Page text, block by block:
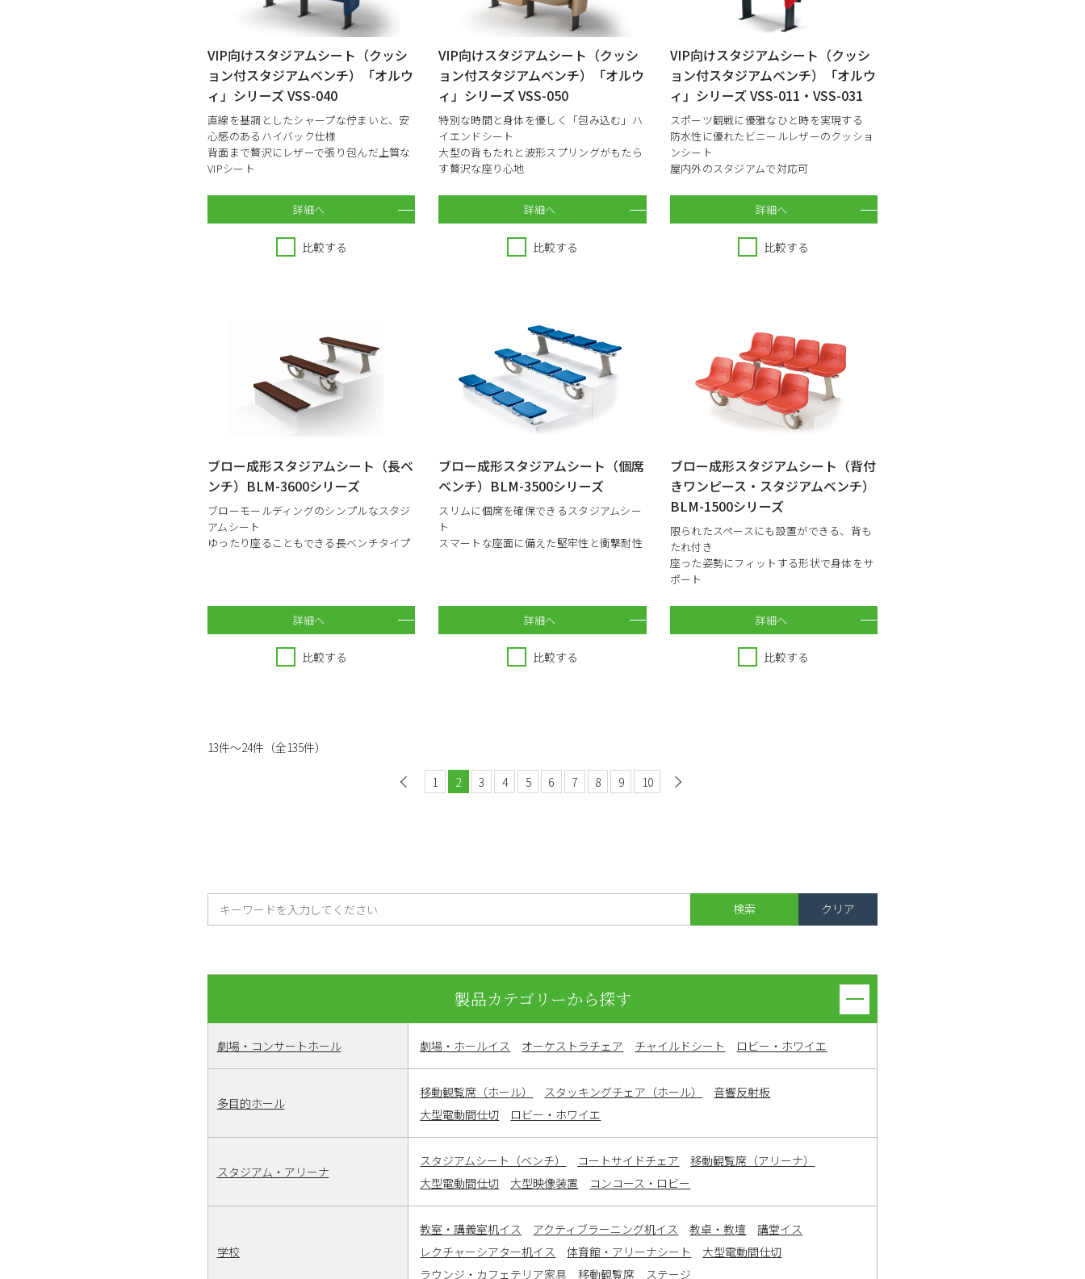
VIP向けスタジアムシート（クッシ
ョン付スタジアムベンチ）「オルウ
ィ」シリーズ VSS-040
直線を基調としたシャープな佇まいと、安
心感のあるハイバック仕様
背面まで贅沢にレザーで張り包んだ上質な
VIPシート
詳細へ
比較する
VIP向けスタジアムシート（クッシ
ョン付スタジアムベンチ）「オルウ
ィ」シリーズ VSS-050
特別な時間と身体を優しく「包み込む」ハ
イエンドシート
大型の背もたれと波形スプリングがもたら
す贅沢な座り心地
詳細へ
比較する
VIP向けスタジアムシート（クッシ
ョン付スタジアムベンチ）「オルウ
ィ」シリーズ VSS-011・VSS-031
スポーツ観戦に優雅なひと時を実現する
防水性に優れたビニールレザーのクッショ
ンシート
屋内外のスタジアムで対応可
詳細へ
比較する
ブロー成形スタジアムシート（長ベ
ンチ）BLM-3600シリーズ
ブローモールディングのシンプルなスタジ
アムシート
ゆったり座ることもできる長ベンチタイプ
詳細へ
比較する
ブロー成形スタジアムシート（個席
ベンチ）BLM-3500シリーズ
スリムに個席を確保できるスタジアムシー
ト
スマートな座面に備えた堅牢性と衝撃耐性
詳細へ
比較する
ブロー成形スタジアムシート（背付
きワンピース・スタジアムベンチ）
BLM-1500シリーズ
限られたスペースにも設置ができる、背も
たれ付き
座った姿勢にフィットする形状で身体をサ
ポート
詳細へ
比較する
13件～24件（全135件）
前へ
1 2 3 4 5 6 7 8 9 10
製品カテゴリーから探す
劇場・コンサートホール 劇場・ホールイス オーケストラチェア チャイルドシート ロビー・ホワイエ
多目的ホール
移動観覧席（ホール） スタッキングチェア（ホール）
音響反射板
大型電動間仕切
ロビー・ホワイエ
スタジアム・アリーナ
スタジアムシート（ベンチ） コートサイドチェア
移動観覧席（アリーナ）
大型電動間仕切
大型映像装置 コンコース・ロビー
学校
教室・講義室机イス アクティブラーニング机イス 教卓・教壇
講堂イス
レクチャーシアター机イス
体育館・アリーナシート
大型電動間仕切
ラウンジ・カフェテリア家具
移動観覧席 ステージ